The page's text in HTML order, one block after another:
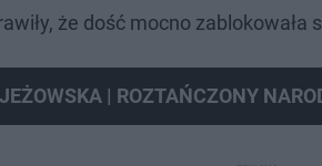
że dość mocno zablokowała
| ROZTAŃCZONY